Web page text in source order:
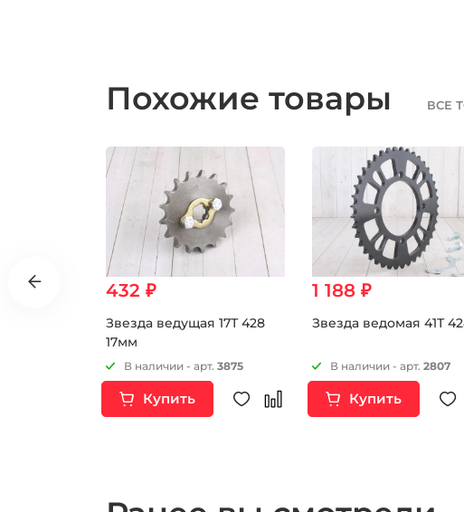
Похожие товары ВСЕ
₽ 432 ₽
Звезда ведущая 17Т 428
17мм
В наличии - арт. 3875
Купить
1 188 ₽
Звезда ведомая 41Т
В наличии - арт. 2807
Купить